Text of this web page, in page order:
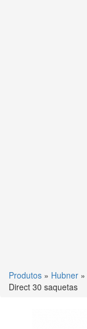
Produtos » Hubner »
Direct 30 saquetas